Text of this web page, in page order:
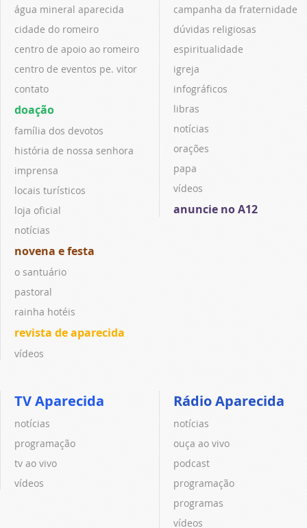
água mineral aparecida
cidade do romeiro
centro de apoio ao romeiro
centro de eventos pe. vitor
contato
doação
família dos devotos
história de nossa senhora
imprensa
locais turísticos
loja oficial
notícias
novena e festa
o santuário
pastoral
rainha hotéis
revista de aparecida
vídeos
campanha da fraternidade
dúvidas religiosas
espiritualidade
igreja
infográficos
libras
notícias
orações
papa
vídeos
anuncie no A12
TV Aparecida
notícias
programação
tv ao vivo
vídeos
Rádio Aparecida
notícias
ouça ao vivo
podcast
programação
programas
vídeos